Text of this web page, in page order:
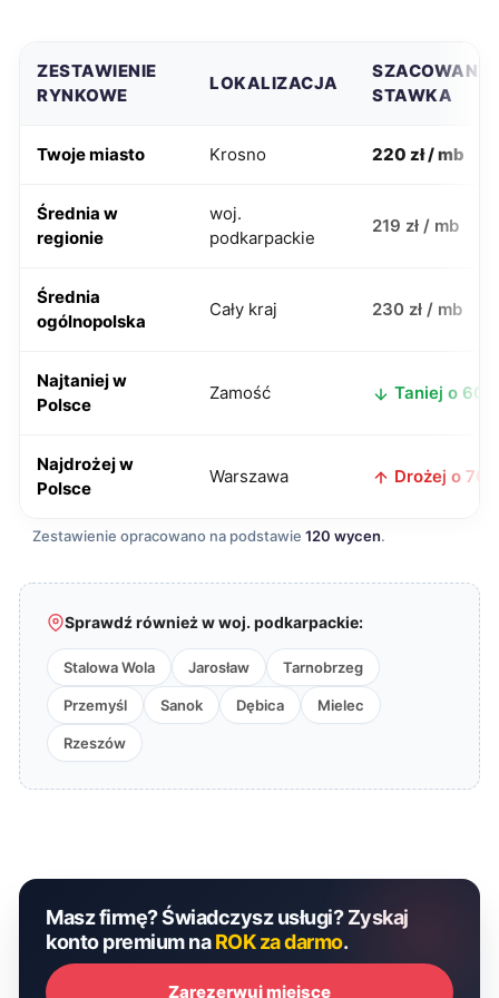
ZESTAWIENIE
RYNKOWE
LOKALIZACJA
SZACOWANA
STAWKA
Twoje miasto Krosno 220 zł / mb
Średnia w
regionie
woj.
podkarpackie
219 zł / mb
Średnia
ogólnopolska
Cały kraj 230 zł / mb
Najtaniej w
Polsce
Zamość Taniej o 60
Najdrożej w
Polsce
Warszawa Drożej o 70
Zestawienie opracowano na podstawie 120 wycen.
Sprawdź również w woj. podkarpackie:
Stalowa Wola Jarosław Tarnobrzeg
Przemyśl Sanok Dębica Mielec
Rzeszów
Masz firmę? Świadczysz usługi? Zyskaj
konto premium naROK za darmo.
Zarezerwuj miejsce